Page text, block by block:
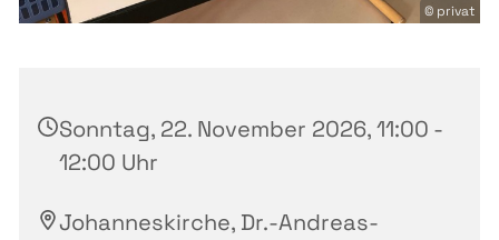
© privat
Sonntag, 22. November 2026, 11:00 -
12:00 Uhr
Johanneskirche, Dr.-Andreas-